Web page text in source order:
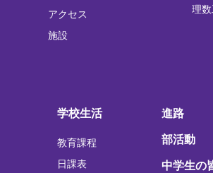
アクセス
施設
理
学校生活
教育課程
日課表
進路
部活動
中学生の